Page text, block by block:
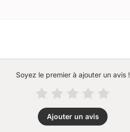
Soyez le premier à ajouter un avis !
Ajouter un avis